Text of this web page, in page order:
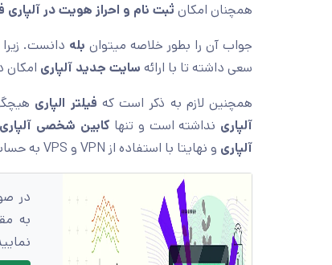
همچنان امکان ثبت نام و احراز هویت در آلپاری
جواب آن را بطور خلاصه میتوان بله دانست.
سعی داشته تا با ارائه سایت جدید آلپاری امکان
همچنین لازم به ذکر است که فیلتر الپاری
آلپاری نداشته است و تنها کابین شخصی آلپاری
آلپاری و نهایتا با استفاده از VPN و VPS به حساب خود دسترسی داشته باشید.
در
به